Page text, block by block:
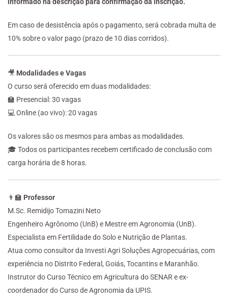
Em caso de desistência após o pagamento, será cobrada multa de
10% sobre o valor pago (prazo de 10 dias corridos).
🎥 Modalidades e Vagas
O curso será oferecido em duas modalidades:
🏫 Presencial: 30 vagas
💻 Online (ao vivo): 20 vagas
Os valores são os mesmos para ambas as modalidades.
🎓 Todos os participantes recebem certificado de conclusão com
carga horária de 8 horas.
👨‍🏫 Professor
M.Sc. Remidijo Tomazini Neto
Engenheiro Agrônomo (UnB) e Mestre em Agronomia (UnB).
Especialista em Fertilidade do Solo e Nutrição de Plantas.
Atua como consultor da Investi Agri Soluções Agropecuárias, com
experiência no Distrito Federal, Goiás, Tocantins e Maranhão.
Instrutor do Curso Técnico em Agricultura do SENAR e ex-
coordenador do Curso de Agronomia da UPIS.